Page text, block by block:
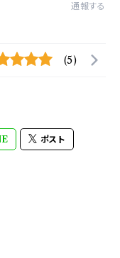
通報する
(5)
ポスト